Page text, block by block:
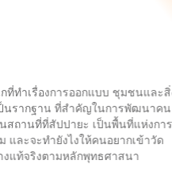
รื่องการออกแบบ ชุมชนและสิ่ง
กฐาน ที่สำคัญในการพัฒนาคน
นที่ที่สัปปายะ เป็นพื้นที่แห่งการ
ะทำยังไงให้คนอยากเข้าวัด
ริงตามหลักพุทธศาสนา